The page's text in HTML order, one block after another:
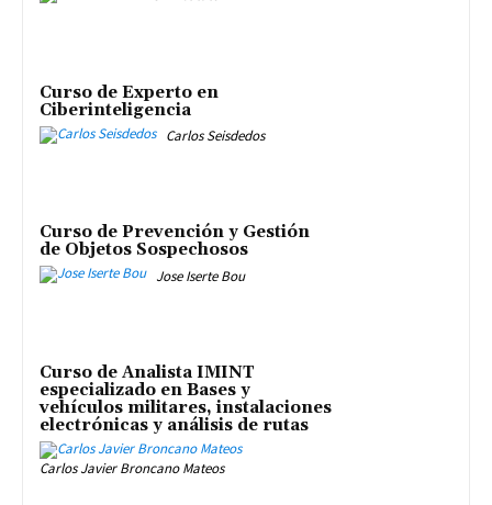
Curso de Experto en
Ciberinteligencia
Carlos Seisdedos
Curso de Prevención y Gestión
de Objetos Sospechosos
Jose Iserte Bou
Curso de Analista IMINT
especializado en Bases y
vehículos militares, instalaciones
electrónicas y análisis de rutas
Carlos Javier Broncano Mateos